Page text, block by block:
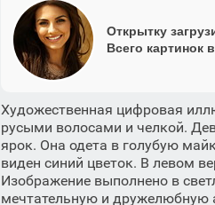
Открытку
Всего картинок
Художественная цифровая
русыми волосами и челкой.
ярок. Она одета в голубую
виден синий цветок. В левом
Изображение выполнено в
мечтательную и дружелюбную